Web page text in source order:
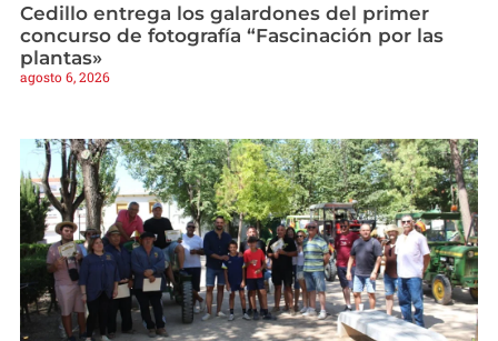
Cedillo entrega los galardones del primer
concurso de fotografía “Fascinación por las
plantas»
agosto 6, 2026